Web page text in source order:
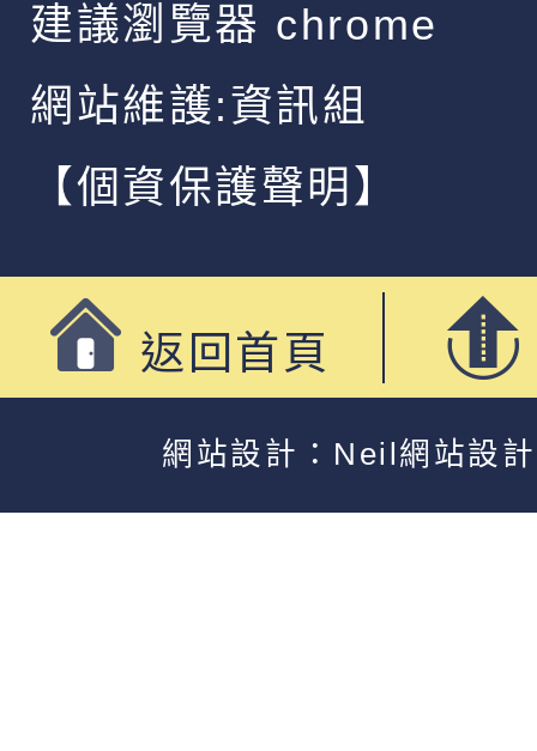
建議瀏覽器 chrome
網站維護:資訊組
【個資保護聲明】
返回首頁
網站設計：Neil網站設